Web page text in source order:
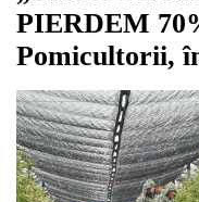
PIERDEM
Pomicultorii,